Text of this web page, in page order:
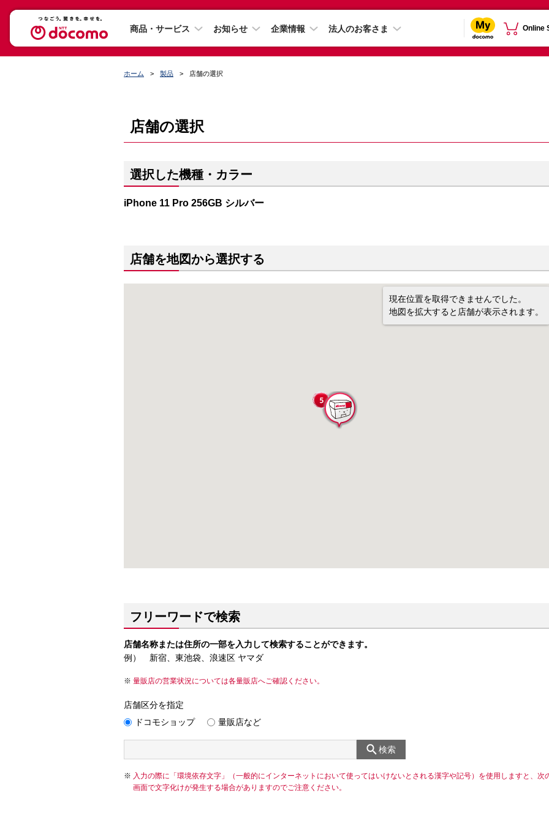
商品・サービス お知らせ 企業情報 法人のお客さま Online
ホーム 製品 店舗の選択
店舗の選択
選択した機種・カラー
iPhone 11 Pro 256GB シルバー
店舗を地図から選択する
現在位置を取得できませんでした。
地図を拡大すると店舗が表示されます。
フリーワードで検索
店舗名称または住所の一部を入力して検索することができます。
例） 新宿、東池袋、浪速区 ヤマダ
量販店の営業状況については各量販店へご確認ください。
店舗区分を指定
ドコモショップ
量販店など
検索
入力の際に「環境依存文字」（一般的にインターネットにおいて使ってはいけないとされる漢字や記号）を使用しますと、次
画面で文字化けが発生する場合がありますのでご注意ください。